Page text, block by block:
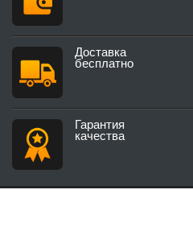
Доставка
бесплатно
Гарантия
качества